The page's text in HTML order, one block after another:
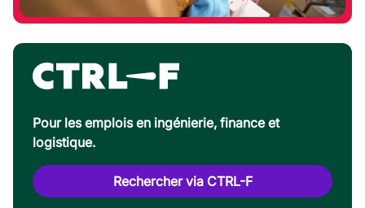
Pour les emplois en ingénierie, finance et
logistique.
Rechercher via CTRL-F